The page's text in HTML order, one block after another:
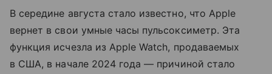
В середине августа стало известно, что Apple
вернет в свои умные часы пульсоксиметр. Эта
функция исчезла из Apple Watch, продаваемых
в США, в начале 2024 года — причиной стало